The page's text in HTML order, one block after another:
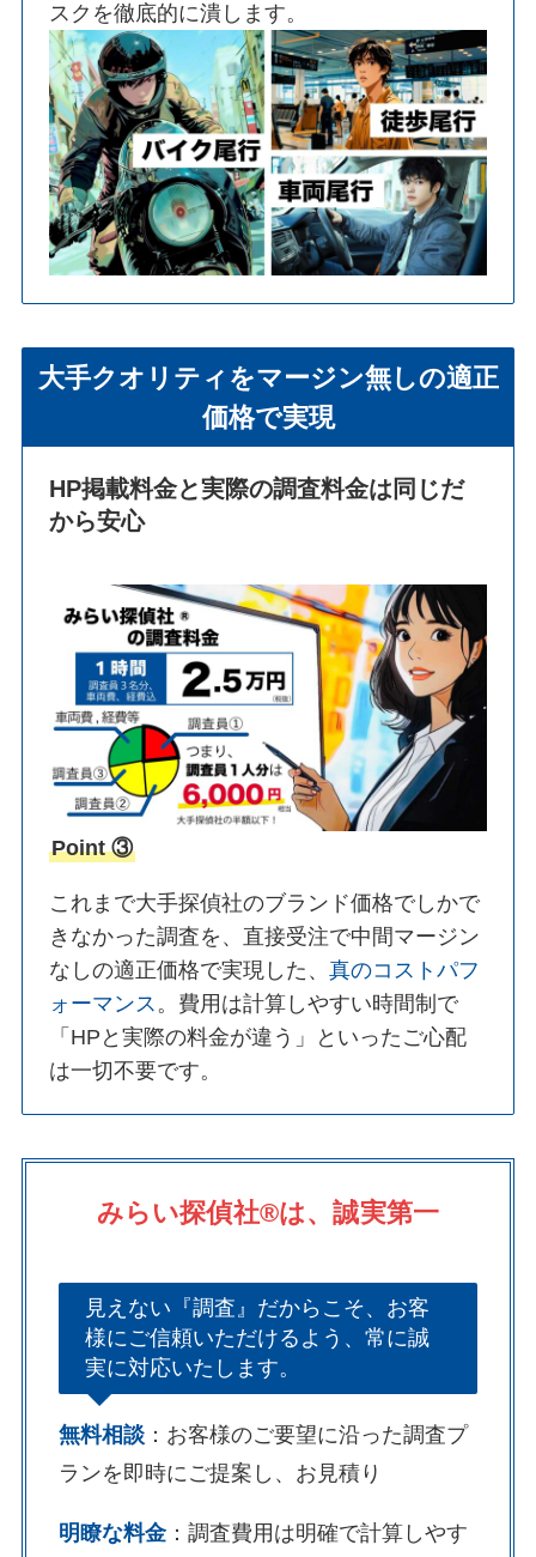
スクを徹底的に潰します。
大手クオリティをマージン無しの適正
価格で実現
HP掲載料金と実際の調査料金は同じだ
から安心
Point ③
これまで大手探偵社のブランド価格でしかで
きなかった調査を、直接受注で中間マージン
なしの適正価格で実現した、真のコストパフ
ォーマンス 。費用は計算しやすい時間制で
「HPと実際の料金が違う」といったご心配
は一切不要です。
みらい探偵社®︎は、誠実第一
見えない『調査』だからこそ、お客
様にご信頼いただけるよう、常に誠
実に対応いたします。
無料相談：お客様のご要望に沿った調査プ
ランを即時にご提案し、お見積り
明瞭な料金：調査費用は明確で計算しやす